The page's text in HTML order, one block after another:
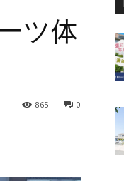
ツ体
0
865